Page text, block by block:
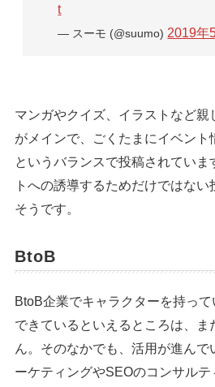
t
— スーモ (@suumo) 2019年
マンガやクイズ、イラストなど親
がメインで、ごくたまにイベント
というバランスで投稿されていま
トへの誘導するためだけではない
そうです。
BtoB
BtoB企業でキャラクターを持っ
できているといえるところは、ま
ん。そのなかでも、活用が進んで
ーケティングやSEOのコンサルテ